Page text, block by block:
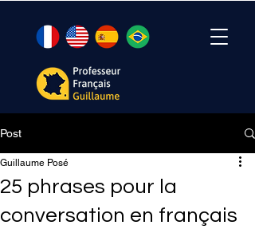
Post
25 phrases pour la
conversation en français
Guillaume Posé